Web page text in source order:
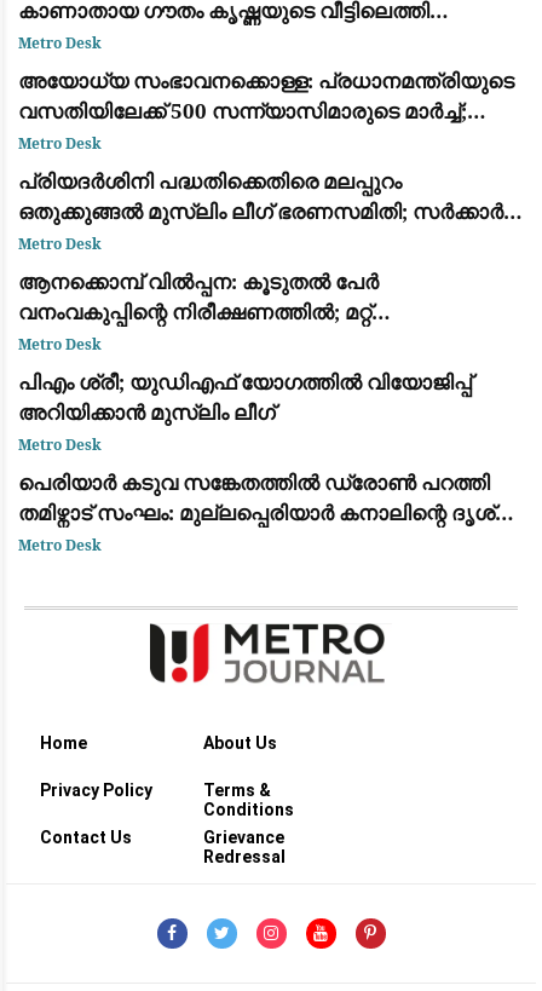
കാണാതായ ഗൗതം കൃഷ്ണയുടെ വീട്ടിലെത്തി
മുഖ്യമന്ത്രി വി ഡി സതീശന്‍
Metro Desk
അയോധ്യ സംഭാവനക്കൊള്ള: പ്രധാനമന്ത്രിയുടെ
വസതിയിലേക്ക് 500 സന്ന്യാസിമാരുടെ മാർച്ച്;
സമഗ്ര അന്വേഷണം ആവശ്യപ്പെട്ട് പ്രതിഷേധം
Metro Desk
പ്രിയദർശിനി പദ്ധതിക്കെതിരെ മലപ്പുറം
ഒതുക്കുങ്ങൽ മുസ്ലിം ലീഗ് ഭരണസമിതി; സർക്കാർ
ജീവനക്കാരെ സൗജന്യയാത്രയിൽ നിന്ന്
ഒഴിവാക്കണമെന്ന് പ്രമേയം
Metro Desk
ആനക്കൊമ്പ് വിൽപ്പന: കൂടുതൽ പേർ
വനംവകുപ്പിന്റെ നിരീക്ഷണത്തിൽ; മറ്റ്
ജില്ലകളിലേക്കും അന്വേഷണം
Metro Desk
പിഎം ശ്രീ; യുഡിഎഫ് യോഗത്തില്‍ വിയോജിപ്പ്
അറിയിക്കാന്‍ മുസ്ലിം ലീഗ്
Metro Desk
പെരിയാർ കടുവ സങ്കേതത്തിൽ ഡ്രോൺ പറത്തി
തമിഴ്നാട് സംഘം: മുല്ലപ്പെരിയാർ കനാലിന്റെ ദൃശ്യം
പകർത്തി
Metro Desk
Home About Us
Privacy Policy
Terms &
Conditions
Contact Us
Grievance
Redressal